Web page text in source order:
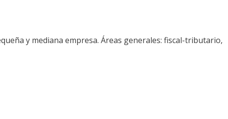
y mediana empresa. Áreas generales: fiscal-tributario,